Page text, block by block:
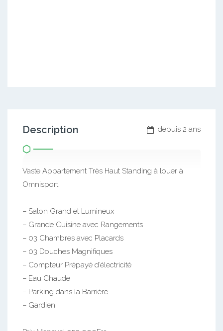
depuis 2 ans
Description
Vaste Appartement Très Haut Standing à louer à
Omnisport
– Salon Grand et Lumineux
– Grande Cuisine avec Rangements
– 03 Chambres avec Placards
– 03 Douches Magnifiques
– Compteur Prépayé d’électricité
– Eau Chaude
– Parking dans la Barrière
– Gardien